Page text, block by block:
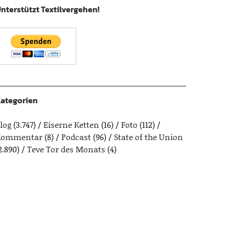
Textilvergehen!
(3.747) Eiserne Ketten (16) Foto (112)
(8) Podcast(96)
State of the Union
Teve Tor des Monats (4)